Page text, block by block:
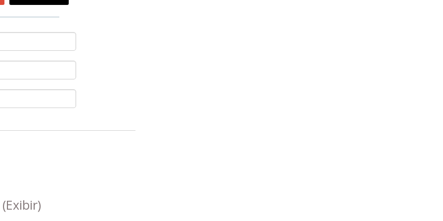
(Exibir)